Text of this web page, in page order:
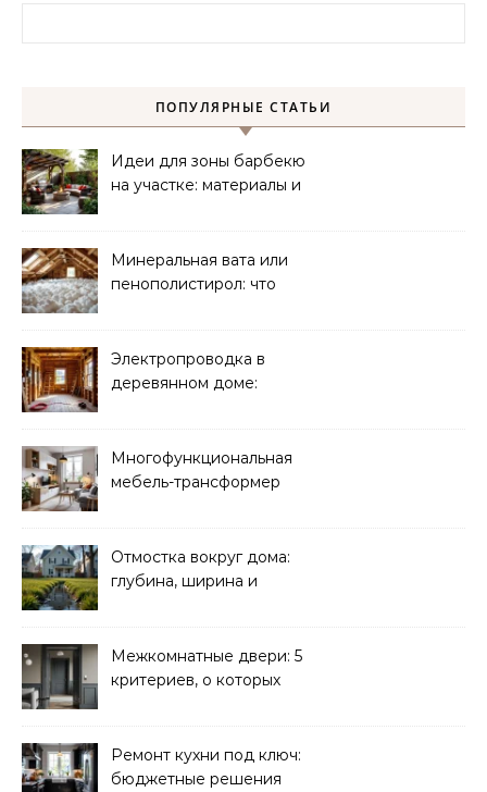
ПОПУЛЯРНЫЕ СТАТЬИ
Идеи для зоны барбекю
на участке: материалы и
Минеральная вата или
пенополистирол: что
Электропроводка в
деревянном доме:
Многофункциональная
мебель-трансформер
Отмостка вокруг дома:
глубина, ширина и
Межкомнатные двери: 5
критериев, о которых
Ремонт кухни под ключ:
бюджетные решения